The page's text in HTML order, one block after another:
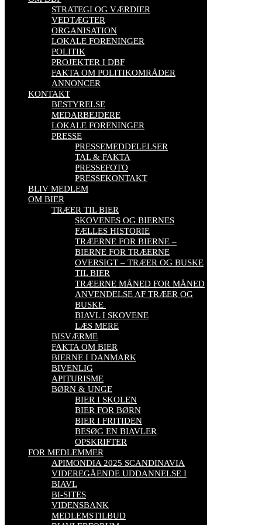
STRATEGI OG VÆRDIER
VEDTÆGTER
ORGANISATION
LOKALE FORENINGER
POLITIK
PROJEKTER I DBF
FAKTA OM POLITIKOMRÅDER
ANNONCER
KONTAKT
BESTYRELSE
MEDARBEJDERE
LOKALE FORENINGER
PRESSE
PRESSEMEDDELELSER
TAL & FAKTA
PRESSEFOTO
PRESSEKONTAKT
BLIV MEDLEM
OM BIER
TRÆER TIL BIER
SKOVENES OG BIERNES
FÆLLES HISTORIE
TRÆERNE FOR BIERNE –
BIERNE FOR TRÆERNE
OVERSIGT – TRÆER OG BUSKE
TIL BIER
TRÆERNE MÅNED FOR MÅNED
ANVENDELSE AF TRÆER OG
BUSKE
BIAVL I SKOVENE
LÆS MERE
BISVÆRME
FAKTA OM BIER
BIERNE I DANMARK
BIVENLIG
APITURISME
BØRN & UNGE
BIER I SKOLEN
BIER FOR BØRN
BIER I FRITIDEN
BESØG EN BIAVLER
OPSKRIFTER
FOR MEDLEMMER
APIMONDIA 2025 SCANDINAVIA
VIDEREGÅENDE UDDANNELSE I
BIAVL
BI-SITES
VIDENSBANK
MEDLEMSTILBUD